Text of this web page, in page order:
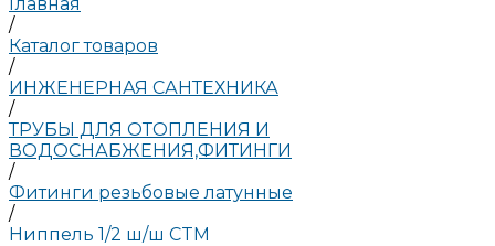
/
Каталог товаров
/
ИНЖЕНЕРНАЯ САНТЕХНИКА
/
ТРУБЫ ДЛЯ ОТОПЛЕНИЯ И
ВОДОСНАБЖЕНИЯ,ФИТИНГИ
/
Фитинги резьбовые латунные
/
Ниппель 1/2 ш/ш CTM